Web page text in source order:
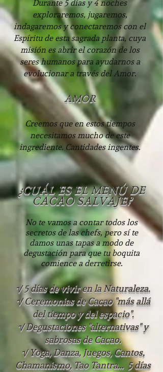
Durante 5 días y 4 noches
exploraremos, jugaremos,
indagaremos y conectaremos con el
Espíritu de esta sagrada planta, cuya
misión es abrir el corazón de los
seres humanos para ayudarnos a
evolucionar a través del Amor.
AMOR
Creemos que en estos tiempos
necesitamos mucho de este
ingrediente. Cantidades ingentes.
¿CUÁL ES EL MENÚ DE
CACAO SALVAJE?
No te vamos a contar todos los
secretos de las chefs, pero sí te
damos unas tapas a modo de
degustación para que tu boquita
comience a derretirse.
√ 5 días de vivir en la Naturaleza.
√ Ceremonias de Cacao "más allá
del tiempo y del espacio".
√ Degustaciones "alternativas" y
sabrosas de Cacao.
√ Yoga, Danza, Juegos, Cantos,
Chamanismo, Tao Tantra... 5 días